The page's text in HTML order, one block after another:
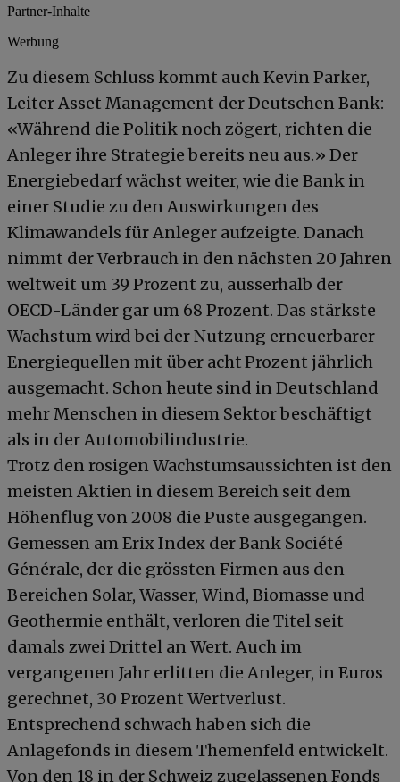
Partner-Inhalte
Werbung
Zu diesem Schluss kommt auch Kevin Parker,
Leiter Asset Management der Deutschen Bank:
«Während die Politik noch zögert, richten die
Anleger ihre Strategie bereits neu aus.» Der
Energiebedarf wächst weiter, wie die Bank in
einer Studie zu den Auswirkungen des
Klimawandels für Anleger aufzeigte. Danach
nimmt der Verbrauch in den nächsten 20 Jahren
weltweit um 39 Prozent zu, ausserhalb der
OECD-Länder gar um 68 Prozent. Das stärkste
Wachstum wird bei der Nutzung erneuerbarer
Energiequellen mit über acht Prozent jährlich
ausgemacht. Schon heute sind in Deutschland
mehr Menschen in diesem Sektor beschäftigt
als in der Automobilindustrie.
Trotz den rosigen Wachstumsaussichten ist den
meisten Aktien in diesem Bereich seit dem
Höhenflug von 2008 die Puste ausgegangen.
Gemessen am Erix Index der Bank Société
Générale, der die grössten Firmen aus den
Bereichen Solar, Wasser, Wind, Biomasse und
Geothermie enthält, verloren die Titel seit
damals zwei Drittel an Wert. Auch im
vergangenen Jahr erlitten die Anleger, in Euros
gerechnet, 30 Prozent Wertverlust.
Entsprechend schwach haben sich die
Anlagefonds in diesem Themenfeld entwickelt.
Von den 18 in der Schweiz zugelassenen Fonds